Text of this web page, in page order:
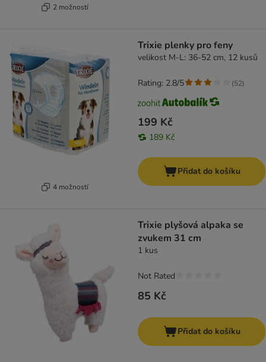
2 možností
4 možností
Trixie plenky pro feny
velikost M-L: 36-52 cm, 12 kusů
199 Kč
189 Kč
Rating: 2.8/5 (52)
Přidat do košíku
Trixie plyšová alpaka se
zvukem 31 cm
1 kus
85 Kč
Not Rated
Přidat do košíku